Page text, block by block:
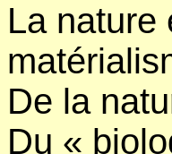
La nature
De la
Du «